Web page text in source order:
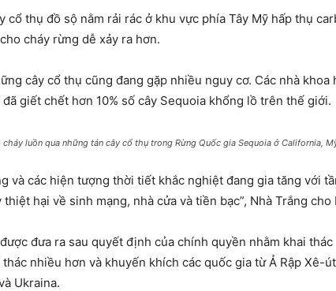
cổ thụ đồ sộ nằm rải rác ở khu vực phía Tây Mỹ hấp thụ
cháy rừng dễ xảy ra hơn.
cây cổ thụ cũng đang gặp nhiều nguy cơ. Các nhà
giết chết hơn 10% số cây Sequoia khổng lồ trên thế giới.
luồn qua những tán cây cổ thụ trong Rừng Quốc gia Sequoia ở California,
và các hiện tượng thời tiết khắc nghiệt đang gia tăng với
thiệt hại về sinh mạng, nhà cửa và tiền bạc”, Nhà Trắng
đưa ra sau quyết định của chính quyền nhằm khai
thác nhiều hơn và khuyến khích các quốc gia từ Ả Rập
Ukraina.